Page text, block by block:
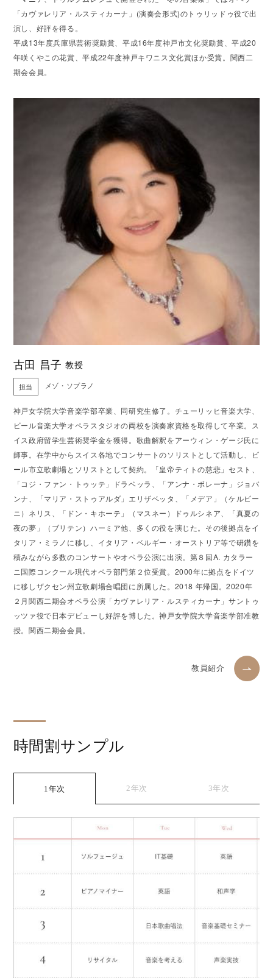
「カヴァレリア・ルスティカーナ」(演奏会形式)のトゥリッドゥ役で出
演し、好評を得る。
平成13年度兵庫県芸術奨励賞、平成16年度神戸市文化奨励賞、平成20
年咲くやこの花賞、平成22年度神戸キワニス文化賞ほか受賞。関西二
期会会員。
古田 昌子 教授
担当 メゾ・ソプラノ
神戸女学院大学音楽学部卒業、同研究生修了。チューリッヒ音楽大学、
ビール音楽大学オペラスタジオの両校を演奏家資格を取得して卒業。ス
イス政府留学生芸術奨学金を獲得。歌曲解釈をアーウィン・ゲージ氏に
師事。在学中からスイス各地でコンサートのソリストとして活動し、ビ
ール市立歌劇場とソリストとして契約。「皇帝ティトの慈悲」セスト、
「コジ・ファン・トゥッテ」ドラベッラ、「アンナ・ボレーナ」ジョバ
ンナ、「マリア・ストゥアルダ」エリザベッタ、「メデア」（ケルビー
ニ）ネリス、「ドン・キホーテ」（マスネー）ドゥルシネア、「真夏の
夜の夢」（ブリテン）ハーミア他、多くの役を演じた。その後拠点をイ
タリア・ミラノに移し、イタリア・ベルギー・オーストリア等で研鑽を
積みながら多数のコンサートやオペラ公演に出演。第８回A. カタラー
ニ国際コンクール現代オペラ部門第２位受賞。2000年に拠点をドイツ
に移しザクセン州立歌劇場合唱団に所属した。2018 年帰国。2020年
２月関西二期会オペラ公演「カヴァレリア・ルスティカーナ」サントゥ
ッツァ役で日本デビューし好評を博した。神戸女学院大学音楽学部准教
授。関西二期会会員。
教員紹介
時間割サンプル
1年次 2年次 3年次